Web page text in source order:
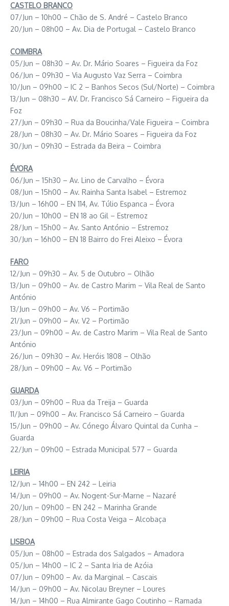
CASTELO BRANCO
07/Jun – 10h00 – Chão de S. André – Castelo Branco
20/Jun – 08h00 – Av. Dia de Portugal – Castelo Branco
COIMBRA
05/Jun – 08h30 – Av. Dr. Mário Soares – Figueira da Foz
06/Jun – 09h30 – Via Augusto Vaz Serra – Coimbra
10/Jun – 09h00 – IC 2 – Banhos Secos (Sul/Norte) – Coimbra
13/Jun – 08h30 – AV. Dr. Francisco Sá Carneiro – Figueira da
Foz
27/Jun – 09h30 – Rua da Boucinha/Vale Figueira – Coimbra
28/Jun – 08h30 – Av. Dr. Mário Soares – Figueira da Foz
30/Jun – 09h30 – Estrada da Beira – Coimbra
ÉVORA
06/Jun – 15h30 – Av. Lino de Carvalho – Évora
08/Jun – 15h00 – Av. Rainha Santa Isabel – Estremoz
13/Jun – 16h00 – EN 114, Av. Túlio Espanca – Évora
20/Jun – 10h00 – EN 18 ao Gil – Estremoz
28/Jun – 15h00 – Av. Santo António – Estremoz
30/Jun – 16h00 – EN 18 Bairro do Frei Aleixo – Évora
FARO
12/Jun – 09h30 – Av. 5 de Outubro – Olhão
13/Jun – 09h00 – Av. de Castro Marim – Vila Real de Santo
António
13/Jun – 09h00 – Av. V6 – Portimão
21/Jun – 09h00 – Av. V2 – Portimão
23/Jun – 09h00 – Av. de Castro Marim – Vila Real de Santo
António
26/Jun – 09h30 – Av. Heróis 1808 – Olhão
28/Jun – 09h00 – Av. V6 – Portimão
GUARDA
03/Jun – 09h00 – Rua da Treija – Guarda
11/Jun – 09h00 – Av. Francisco Sá Carneiro – Guarda
15/Jun – 09h00 – Av. Cónego Álvaro Quintal da Cunha –
Guarda
22/Jun – 09h00 – Estrada Municipal 577 – Guarda
LEIRIA
12/Jun – 14h00 – EN 242 – Leiria
14/Jun – 09h00 – Av. Nogent-Sur-Marne – Nazaré
20/Jun – 09h00 – EN 242 – Marinha Grande
28/Jun – 09h00 – Rua Costa Veiga – Alcobaça
LISBOA
05/Jun – 08h00 – Estrada dos Salgados – Amadora
05/Jun – 14h00 – IC 2 – Santa Iria de Azóia
07/Jun – 09h00 – Av. da Marginal – Cascais
14/Jun – 09h00 – Av. Nicolau Breyner – Loures
14/Jun – 14h00 – Rua Almirante Gago Coutinho – Ramada